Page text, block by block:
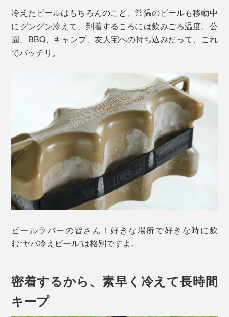
冷えたビールはもちろんのこと、常温のビールも移動中
にグングン冷えて、到着するころには飲みごろ温度。公
園、BBQ、キャンプ、友人宅への持ち込みだって、これ
でバッチリ。
ビールラバーの皆さん！好きな場所で好きな時に飲
む“ヤバ冷えビール”は格別ですよ。
密着するから、素早く冷えて長時間
キープ